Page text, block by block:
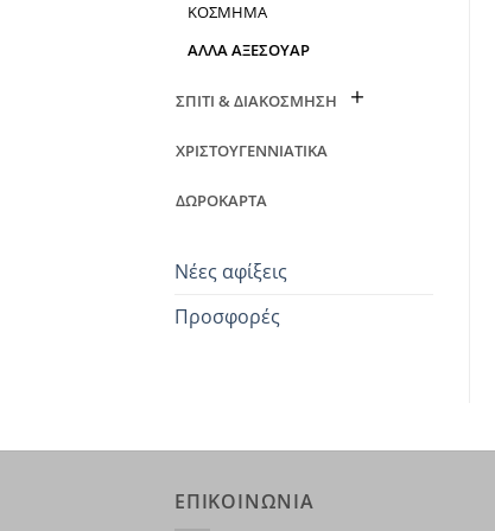
ΚΟΣΜΗΜΑ
ΑΛΛΑ ΑΞΕΣΟΥΑΡ
ΣΠΙΤΙ & ΔΙΑΚΟΣΜΗΣΗ
ΧΡΙΣΤΟΥΓΕΝΝΙΑΤΙΚΑ
ΔΩΡΟΚΑΡΤΑ
Νέες αφίξεις
Προσφορές
ΕΠΙΚΟΙΝΩΝΙΑ